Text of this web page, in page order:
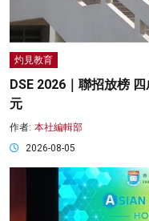
灼見教育
DSE 2026｜聯招放榜
元
作者: 本社編輯部
2026-08-05